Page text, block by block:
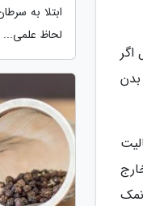
ابتلا به
لحاظ علمی...